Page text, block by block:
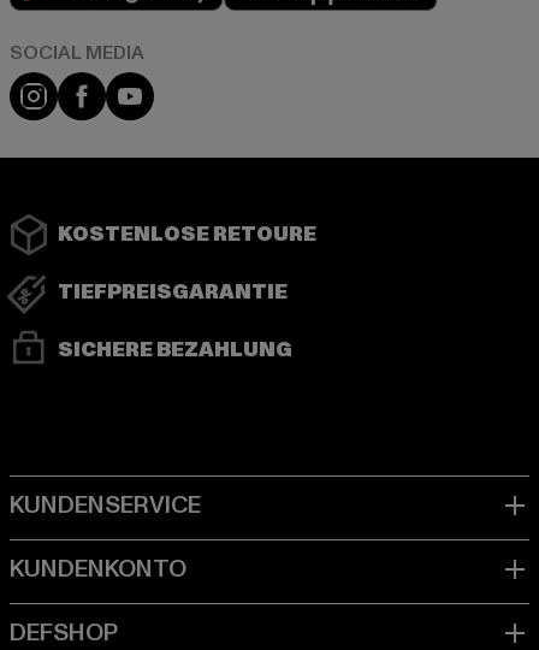
Instagram
FacebookYouTube
KOSTENLOSE RETOURE
TIEFPREISGARANTIE
SICHERE BEZAHLUNG